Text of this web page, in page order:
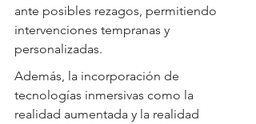
ante posibles rezagos, permitiendo
intervenciones tempranas y
personalizadas.
Además, la incorporación de
tecnologías inmersivas como la
realidad aumentada y la realidad